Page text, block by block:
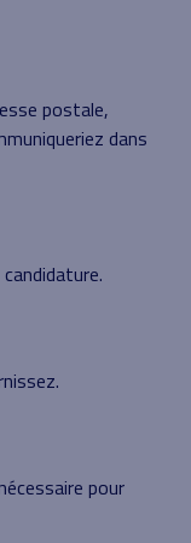
postale,
dans
pour